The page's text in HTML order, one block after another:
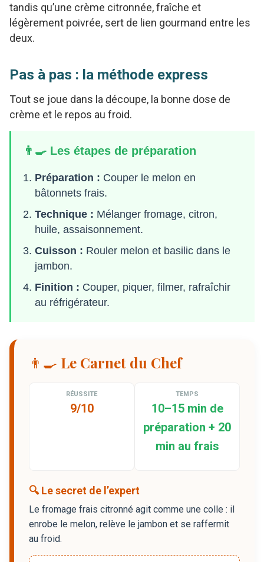
tandis qu’une crème citronnée, fraîche et
légèrement poivrée, sert de lien gourmand entre les
deux.
Pas à pas : la méthode express
Tout se joue dans la découpe, la bonne dose de
crème et le repos au froid.
👨‍🍳 Les étapes de préparation
Préparation : Couper le melon en
bâtonnets frais.
Technique : Mélanger fromage, citron,
huile, assaisonnement.
Cuisson : Rouler melon et basilic dans le
jambon.
Finition : Couper, piquer, filmer, rafraîchir
au réfrigérateur.
👨‍🍳 Le Carnet du Chef
RÉUSSITE
9/10
TEMPS
10–15 min de
préparation + 20
min au frais
🔍 Le secret de l’expert
Le fromage frais citronné agit comme une colle : il
enrobe le melon, relève le jambon et se raffermit
au froid.